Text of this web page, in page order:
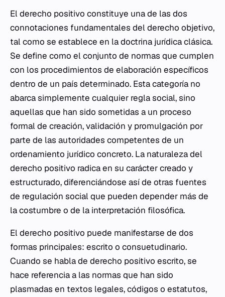
El derecho positivo constituye una de las dos
connotaciones fundamentales del derecho objetivo,
tal como se establece en la doctrina jurídica clásica.
Se define como el conjunto de normas que cumplen
con los procedimientos de elaboración específicos
dentro de un país determinado. Esta categoría no
abarca simplemente cualquier regla social, sino
aquellas que han sido sometidas a un proceso
formal de creación, validación y promulgación por
parte de las autoridades competentes de un
ordenamiento jurídico concreto. La naturaleza del
derecho positivo radica en su carácter creado y
estructurado, diferenciándose así de otras fuentes
de regulación social que pueden depender más de
la costumbre o de la interpretación filosófica.
El derecho positivo puede manifestarse de dos
formas principales: escrito o consuetudinario.
Cuando se habla de derecho positivo escrito, se
hace referencia a las normas que han sido
plasmadas en textos legales, códigos o estatutos,